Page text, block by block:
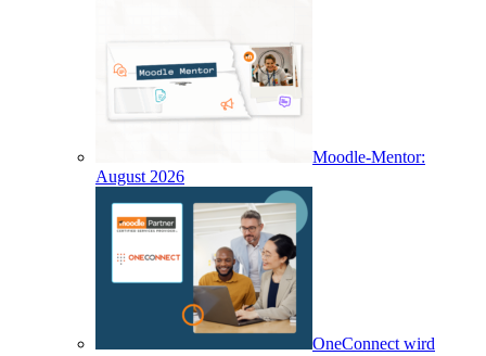
Moodle-Mentor:
August 2026
OneConnect wird